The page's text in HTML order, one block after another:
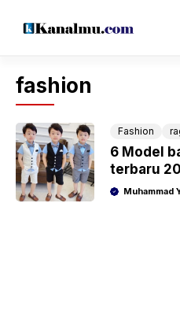
fashion
Fashion
6 Model
terbaru
Muhammad